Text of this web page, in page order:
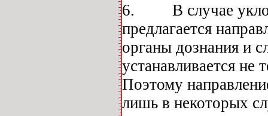
6. В случае
предлагается
органы дознания и
устанавливается не
Поэтому
лишь в некоторых